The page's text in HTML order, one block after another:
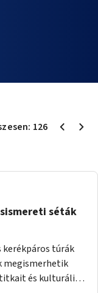
126
séták
kerékpáros túrák
megismerhetik
és kulturális